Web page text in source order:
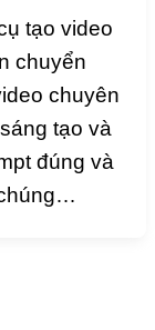
tạo video
chuyển
chuyên
tạo và
đúng và